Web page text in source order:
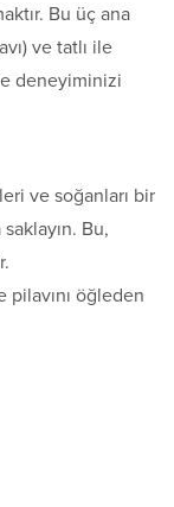
Bu üç ana
ve tatlı ile
deneyiminizi
ve soğanları bir
Bu,
pilavını öğleden